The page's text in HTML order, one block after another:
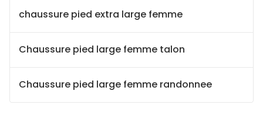
chaussure pied extra large femme
Chaussure pied large femme talon
Chaussure pied large femme randonnee